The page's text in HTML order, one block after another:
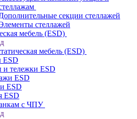
секции стеллажей
стеллажей
мебель (ESD)
мебель (ESD)
ESD
тележки ESD
ESD
ESD
ESD
с ЧПУ